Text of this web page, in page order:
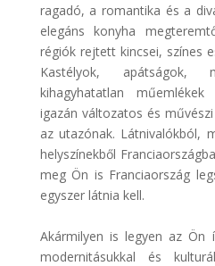
ragadó, a romantika és a
elegáns konyha
régiók rejtett kincsei, színes
Kastélyok,
kihagyhatatlan
igazán változatos és
az utazónak. Látnivalókból,
helyszínekből
meg Ön is Franciaország
egyszer látnia kell.
Akármilyen is legyen az Ön
modernitásukkal és